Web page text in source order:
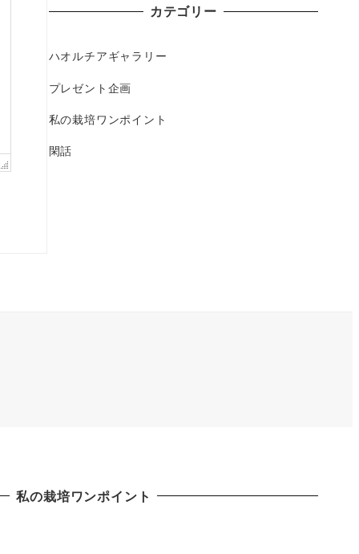
カテゴリー
ハオルチアギャラリー
プレゼント企画
私の栽培ワンポイント
閑話
私の栽培ワンポイント